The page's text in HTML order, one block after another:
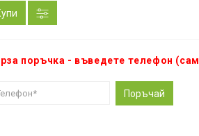
поръчка - въведете телефон
Поръчай